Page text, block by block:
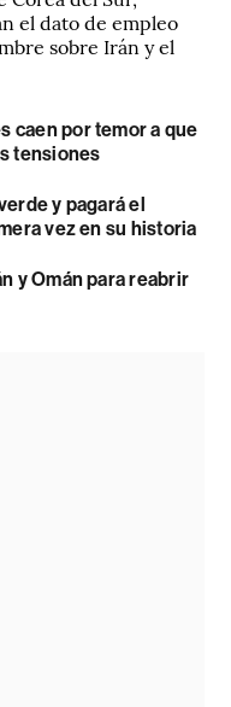
el dato de empleo
sobre Irán y el
caen por temor a que
tensiones
y pagará el
vez en su historia
y Omán para reabrir